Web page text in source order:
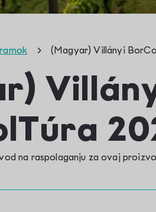
(Magyar) Villányi
na raspolaganju za ovaj